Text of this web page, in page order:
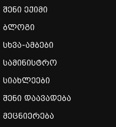
შენი ექიმი
ბლოგი
სხვა-ამბები
სამინისტრო
სიახლეები
შენი დაავადება
მეცნიერება